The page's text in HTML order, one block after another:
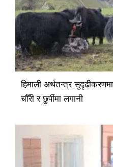
हिमाली अर्थतन्त्र
चौँरी र छुर्पीमा लगानी